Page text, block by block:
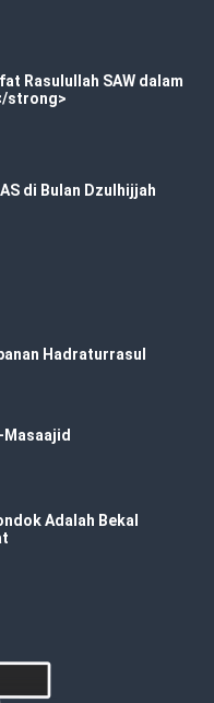
Rasulullah SAW dalam
strong>
di Bulan Dzulhijjah
Hadraturrasul
Masaajid
Adalah Bekal